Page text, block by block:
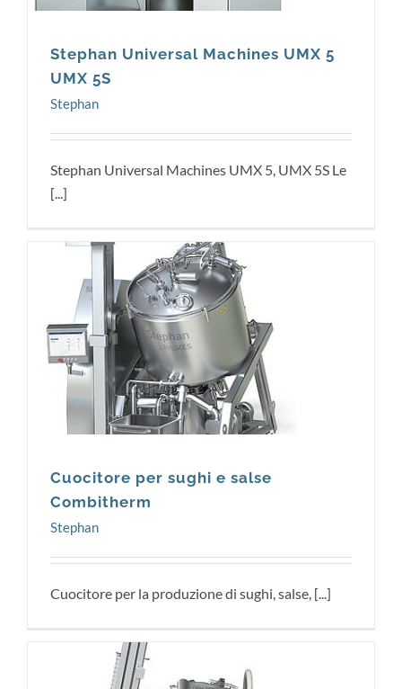
Stephan Universal Machines UMX 5
UMX 5S
Stephan
Stephan Universal Machines UMX 5, UMX 5S Le
[...]
Stephan
Cuocitore per sughi e salse
Combitherm
Stephan
Cuocitore per la produzione di sughi, salse, [...]